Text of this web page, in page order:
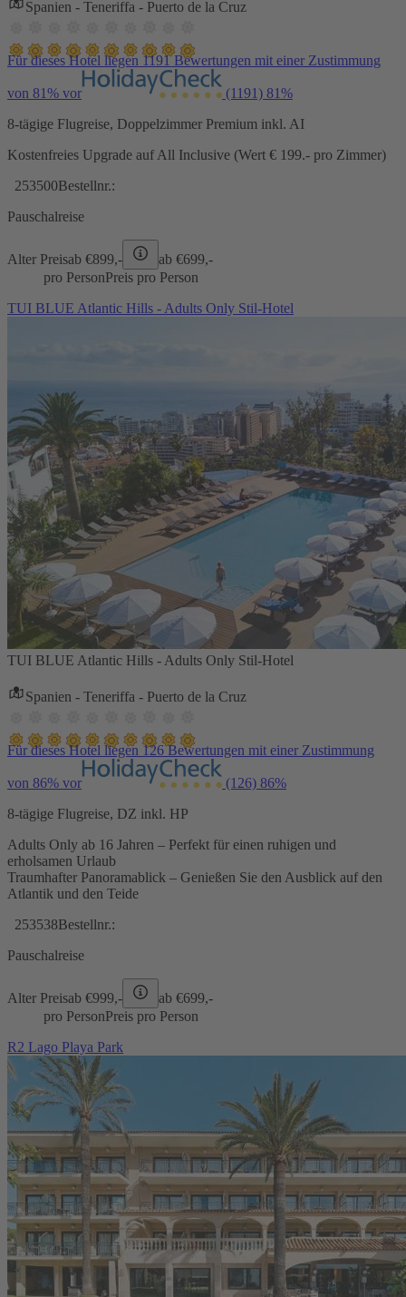
Spanien - Teneriffa - Puerto de la Cruz
Für dieses Hotel liegen 1191 Bewertungen mit einer Zustimmung
von 81% vor (1191) 81%
8-tägige Flugreise, Doppelzimmer Premium inkl. AI
Kostenfreies Upgrade auf All Inclusive (Wert € 199.- pro Zimmer)
253500Bestellnr.:
Pauschalreise
Alter Preisab €899,- ab €699,-
pro PersonPreis pro Person
TUI BLUE Atlantic Hills - Adults Only Stil-Hotel
TUI BLUE Atlantic Hills - Adults Only Stil-Hotel
Spanien - Teneriffa - Puerto de la Cruz
Für dieses Hotel liegen 126 Bewertungen mit einer Zustimmung
von 86% vor (126) 86%
8-tägige Flugreise, DZ inkl. HP
Adults Only ab 16 Jahren – Perfekt für einen ruhigen und
erholsamen Urlaub
Traumhafter Panoramablick – Genießen Sie den Ausblick auf den
Atlantik und den Teide
253538Bestellnr.:
Pauschalreise
Alter Preisab €999,- ab €699,-
pro PersonPreis pro Person
R2 Lago Playa Park